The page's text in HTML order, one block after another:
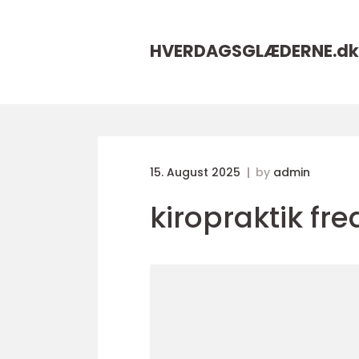
HVERDAGSGLÆDERNE.dk
15. August 2025 by admin
kiropraktik